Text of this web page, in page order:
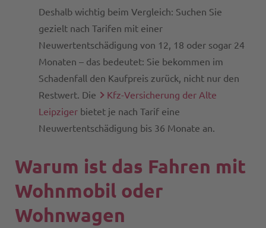
Deshalb wichtig beim Vergleich: Suchen Sie
gezielt nach Tarifen mit einer
Neuwertentschädigung von 12, 18 oder sogar 24
Monaten – das bedeutet: Sie bekommen im
Schadenfall den Kaufpreis zurück, nicht nur den
Restwert. Die
Kfz-Versicherung der Alte
Leipziger bietet je nach Tarif eine
Neuwertentschädigung bis 36 Monate an.
Warum ist das Fahren mit
Wohnmobil oder
Wohnwagen